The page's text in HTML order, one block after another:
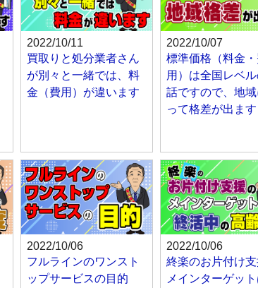
2022/10/11
買取りと処分業者さん
が別々と一緒では、料
金（費用）が違います
2022/10/07
標準価格（料金
用）は全国レベ
話ですので、地域
って格差が出ます
2022/10/06
フルラインのワンスト
ップサービスの目的
2022/10/06
終楽のお片付け
メインターゲット